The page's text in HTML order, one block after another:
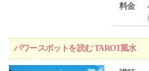
料金
パワースポットを読む TAROT風水